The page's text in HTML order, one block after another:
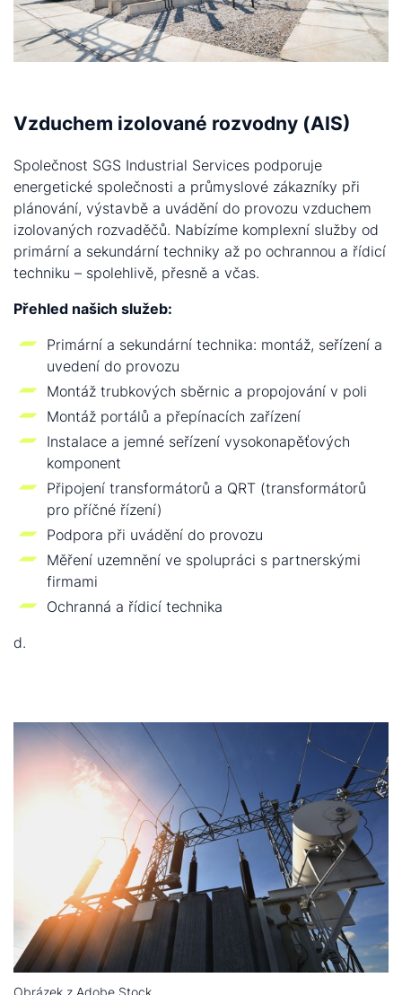
Vzduchem izolované rozvodny (AIS)
Společnost SGS Industrial Services podporuje
energetické společnosti a průmyslové zákazníky při
plánování, výstavbě a uvádění do provozu vzduchem
izolovaných rozvaděčů. Nabízíme komplexní služby od
primární a sekundární techniky až po ochrannou a řídicí
techniku – spolehlivě, přesně a včas.
Přehled našich služeb:
Primární a sekundární technika: montáž, seřízení a
uvedení do provozu
Montáž trubkových sběrnic a propojování v poli
Montáž portálů a přepínacích zařízení
Instalace a jemné seřízení vysokonapěťových
komponent
Připojení transformátorů a QRT (transformátorů
pro příčné řízení)
Podpora při uvádění do provozu
Měření uzemnění ve spolupráci s partnerskými
firmami
Ochranná a řídicí technika
d.
Obrázek z Adobe Stock